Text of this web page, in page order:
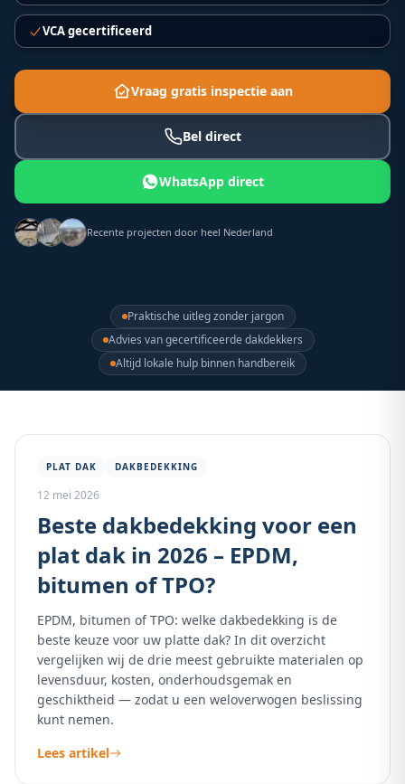
VCA gecertificeerd
Vraag gratis inspectie aan
Bel direct
WhatsApp direct
Recente projecten door heel Nederland
Praktische uitleg zonder jargon
Advies van gecertificeerde dakdekkers
Altijd lokale hulp binnen handbereik
PLAT DAK DAKBEDEKKING
12 mei 2026
Beste dakbedekking voor een
plat dak in 2026 – EPDM,
bitumen of TPO?
EPDM, bitumen of TPO: welke dakbedekking is de
beste keuze voor uw platte dak? In dit overzicht
vergelijken wij de drie meest gebruikte materialen op
levensduur, kosten, onderhoudsgemak en
geschiktheid — zodat u een weloverwogen beslissing
kunt nemen.
Lees artikel